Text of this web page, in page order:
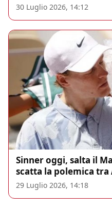
30 Luglio 2026, 14:12
Sinner oggi, salta il
scatta la polemica tra
29 Luglio 2026, 14:18